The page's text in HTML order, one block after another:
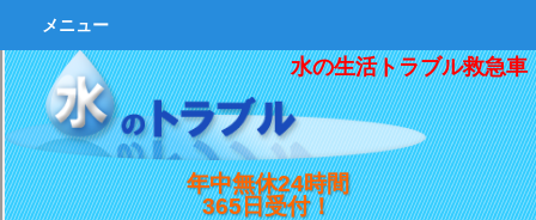
水の生活トラブル救急車
年中無休24時間
365日受付！
メニュー